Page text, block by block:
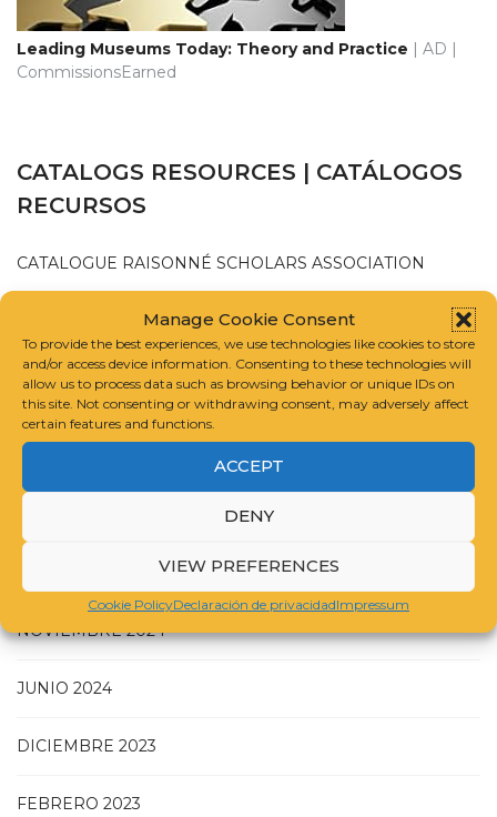
Manage Cookie Consent
To provide the best experiences, we use technologies like cookies to store
and/or access device information. Consenting to these technologies will
allow us to process data such as browsing behavior or unique IDs on
this site. Not consenting or withdrawing consent, may adversely affect
certain features and functions.
ACCEPT
DENY
VIEW PREFERENCES
Cookie PolicyDeclaración de privacidadImpressum
Leading Museums Today: Theory and Practice | AD |
CommissionsEarned
CATALOGS RESOURCES | CATÁLOGOS
RECURSOS
CATALOGUE RAISONNÉ SCHOLARS ASSOCIATION
INTERNATIONAL FOUNDATION FOR ART RESEARCH
GUIDELINES FOR COMPILING A CATALOGUE RAISONNÉ
NOVIEMBRE 2024
JUNIO 2024
DICIEMBRE 2023
FEBRERO 2023